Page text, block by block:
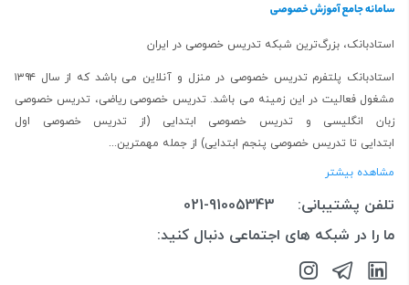
استادبانک، بزرگ‌ترین شبکه تدریس خصوصی در ایران
استادبانک پلتفرم تدریس خصوصی در منزل و آنلاین
می باشد که از سال ۱۳۹۴
مشغول فعالیت در این زمینه می باشد.تدریس خصوصی ریاضی، تدریس خصوصی
زبان انگلیسی و تدریس خصوصی ابتدایی (از
تدریس خصوصی اول
ابتدایی تا تدریس خصوصی پنجم ابتدایی) از جمله مهمترین...
مشاهده بیشتر
تلفن پشتیبانی:
021-91005343
ما را در شبکه های اجتماعی دنبال کنید: